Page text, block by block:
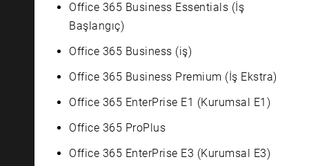
Office 365 Business Essentials (İş
Başlangıç)
Office 365 Business (iş)
Office 365 Business Premium (İş Ekstra)
Office 365 EnterPrise E1 (Kurumsal E1)
Office 365 ProPlus
Office 365 EnterPrise E3 (Kurumsal E3)